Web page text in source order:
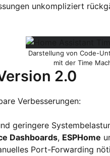
unkompliziert
Darstellung von Code-
mit der Time
2.0
Verbesserungen:
geringere
Dashboards, ESPHome
Port-Forwarding